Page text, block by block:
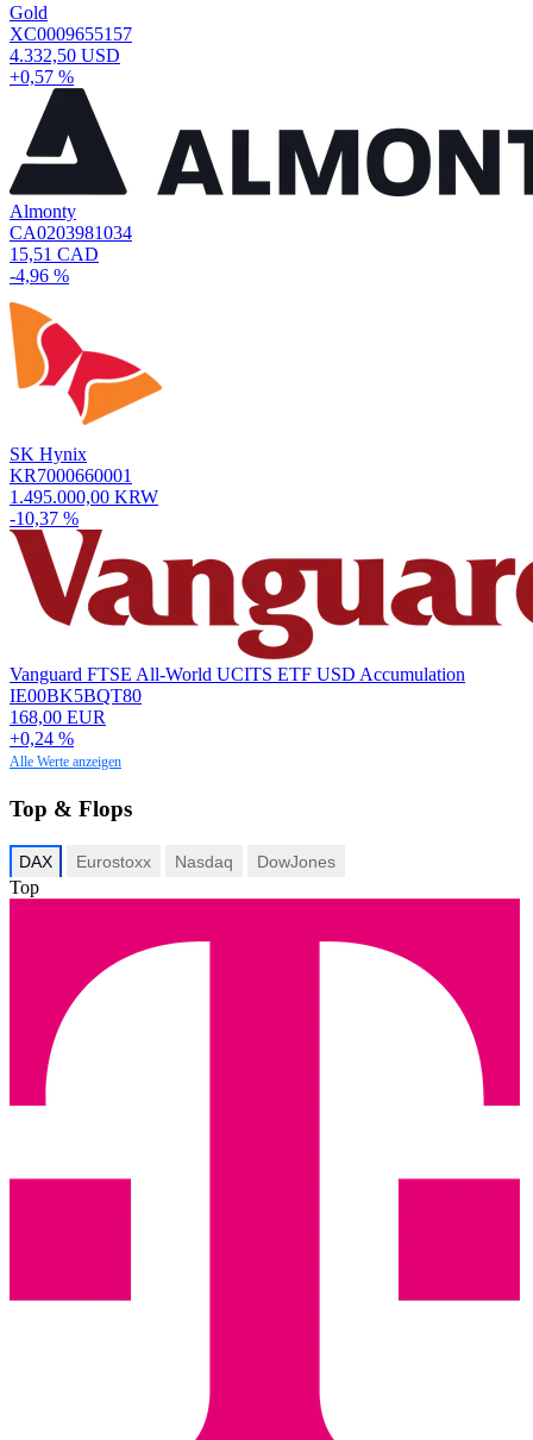
Gold
XC0009655157
4.332,50 USD
+0,57 %
Almonty
CA0203981034
15,51 CAD
-4,96 %
SK Hynix
KR7000660001
1.495.000,00 KRW
-10,37 %
Vanguard FTSE All-World UCITS ETF USD Accumulation
IE00BK5BQT80
168,00 EUR
+0,24 %
Alle Werte anzeigen
Top & Flops
DAX Eurostoxx Nasdaq DowJones
Top